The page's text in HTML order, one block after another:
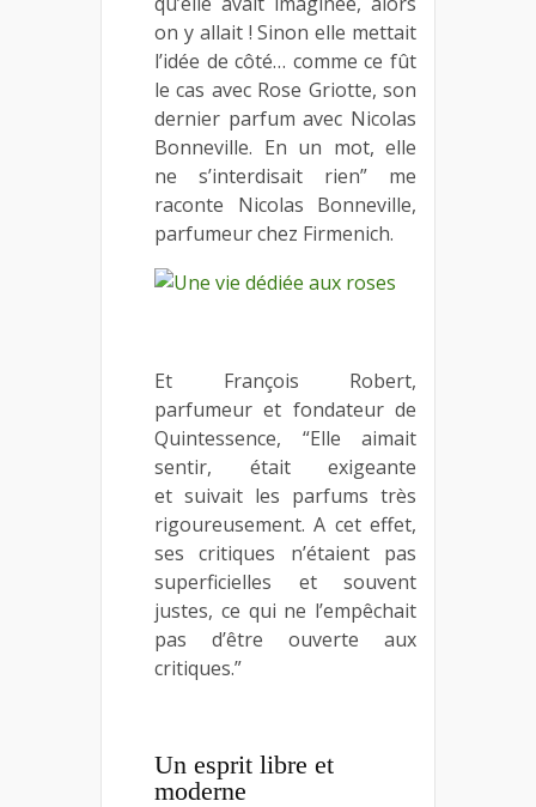
on y allait ! Sinon elle mettait
l’idée de côté… comme ce fût
le cas avec Rose Griotte, son
dernier parfum avec Nicolas
Bonneville. En un mot, elle
ne s’interdisait rien” me
raconte Nicolas Bonneville,
parfumeur chez Firmenich.
Et François Robert,
parfumeur et fondateur de
Quintessence, “Elle aimait
sentir, était exigeante
et suivait les parfums très
rigoureusement. A cet effet,
ses critiques n’étaient pas
superficielles et souvent
justes, ce qui ne l’empêchait
pas d’être ouverte aux
critiques.”
Un esprit libre et
moderne